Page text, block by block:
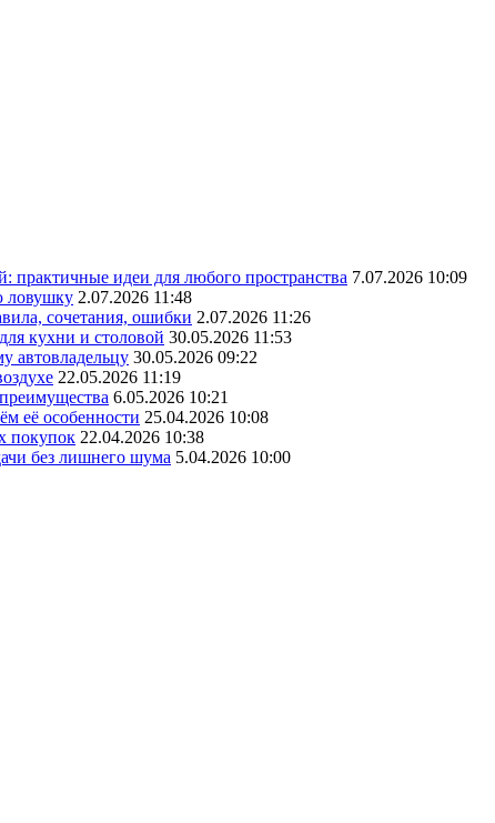
идеи для любого пространства 7.07.2026 10:09
ловушку 2.07.2026 11:48
сочетания, ошибки 2.07.2026 11:26
кухни и столовой 30.05.2026 11:53
автовладельцу 30.05.2026 09:22
22.05.2026 11:19
6.05.2026 10:21
её особенности 25.04.2026 10:08
покупок 22.04.2026 10:38
без лишнего шума 5.04.2026 10:00